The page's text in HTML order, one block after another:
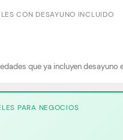
CON DESAYUNO INCLUIDO
que ya incluyen desayuno
PARA NEGOCIOS